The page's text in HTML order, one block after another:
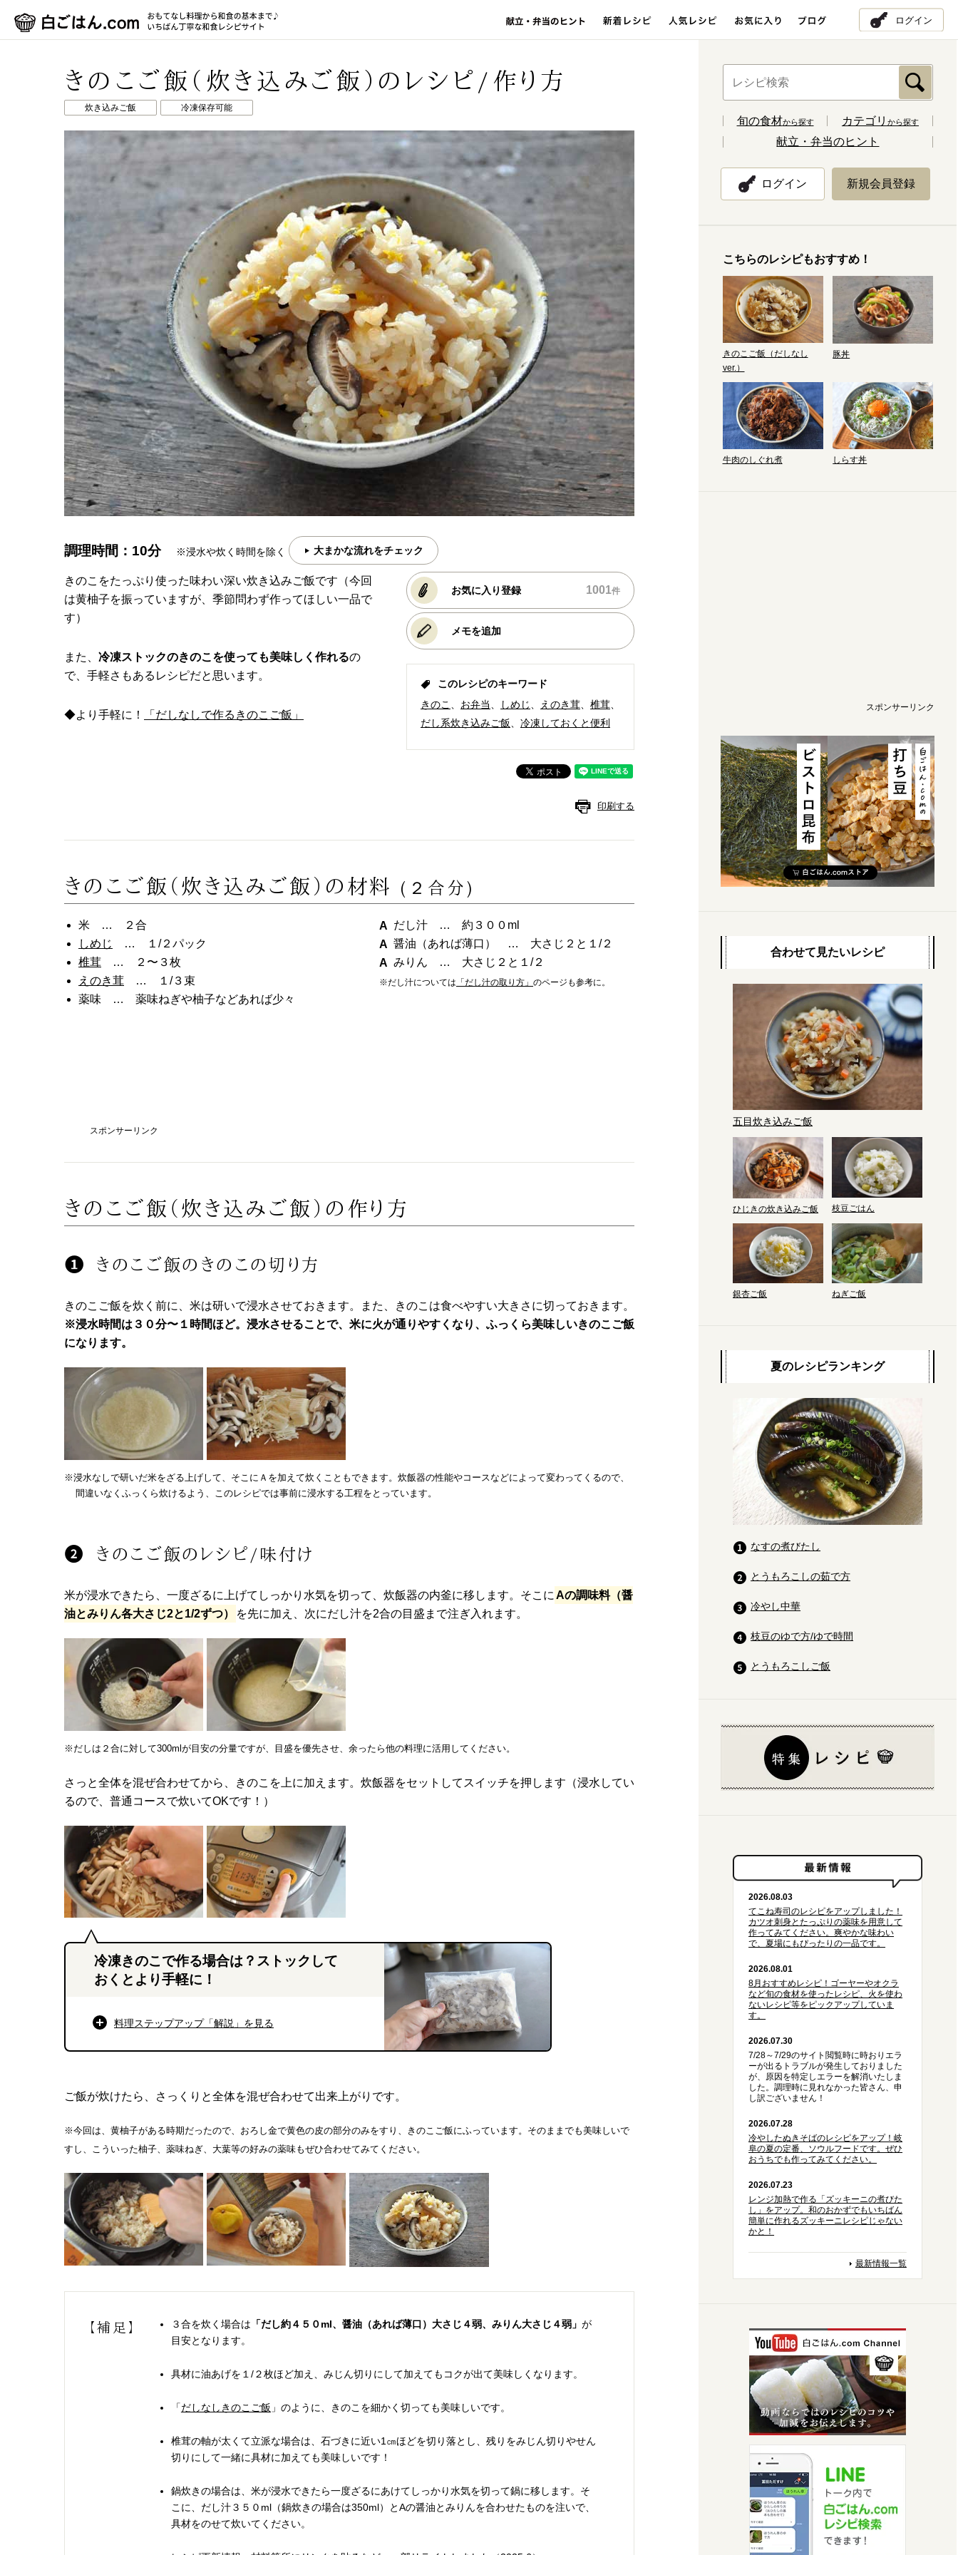
ログイン
きのこご飯（炊き込みご飯）のレシピ/作り方
炊き込みご飯 冷凍保存可能
調理時間：10分 ※浸水や炊く時間を除く 大まかな流れをチェック
きのこをたっぷり使った味わい深い炊き込みご飯です（今回
は黄柚子を振っていますが、季節問わず作ってほしい一品で
す）
また、 冷凍ストックのきのこを使っても美味しく作れるの
で、手軽さもあるレシピだと思います。
◆より手軽に！ 「だしなしで作るきのこご飯」
お気に入り登録 1001件
メモを追加
このレシピのキーワード
きのこ
お弁当 しめじ えのき茸
椎茸
だし系炊き込みご飯
冷凍しておくと便利
印刷する
きのこご飯（炊き込みご飯）の材料 (２合分)
米 … ２合
しめじ
… １/２パック
椎茸 … ２〜３枚
えのき茸 … １/３束
薬味 … 薬味ねぎや柚子などあれば少々
だし汁 … 約３００ml
醤油（あれば薄口） … 大さじ２と１/２
みりん … 大さじ２と１/２
※だし汁については 「だし汁の取り方」 のページも参考に。
スポンサーリンク
きのこご飯（炊き込みご飯）の作り方
きのこご飯のきのこの切り方
きのこご飯を炊く前に、米は研いで浸水させておきます。また、きのこは食べやすい大きさに切っておきます。
※浸水時間は３０分〜１時間ほど。浸水させることで、米に火が通りやすくなり、ふっくら美味しいきのこご飯
になります。
※浸水なしで研いだ米をざる上げして、そこにＡを加えて炊くこともできます。炊飯器の性能やコースなどによって変わってくるので、
間違いなくふっくら炊けるよう、このレシピでは事前に浸水する工程をとっています。
きのこご飯のレシピ/味付け
米が浸水できたら、一度ざるに上げてしっかり水気を切って、炊飯器の内釜に移します。そこに Aの調味料（醤
油とみりん各大さじ2と1/2ずつ）
を先に加え、次にだし汁を2合の目盛まで注ぎ入れます。
※だしは２合に対して300mlが目安の分量ですが、目盛を優先させ、余ったら他の料理に活用してください。
さっと全体を混ぜ合わせてから、きのこを上に加えます。炊飯器をセットしてスイッチを押します（浸水してい
るので、普通コースで炊いてOKです！）
冷凍きのこで作る場合は？ストックして
おくとより手軽に！
料理ステップアップ「解説」を 見る
ご飯が炊けたら、さっくりと全体を混ぜ合わせて出来上がりです。
※今回は、黄柚子がある時期だったので、おろし金で黄色の皮の部分のみをすり、きのこご飯にふっています。そのままでも美味しいで
すし、こういった柚子、薬味ねぎ、大葉等の好みの薬味もぜひ合わせてみてください。
【補足】 ３合を炊く場合は 「だし約４５０ml、醤油（あれば薄口）大さじ４弱、みりん大さじ４弱」 が
目安となります。
具材に油あげを１/２枚ほど加え、みじん切りにして加えてもコクが出て美味しくなります。
「だしなしきのこご飯 」のように、きのこを細かく切っても美味しいです。
椎茸の軸が太くて立派な場合は、石づきに近い1㎝ほどを切り落とし、残りをみじん切りやせん
切りにして一緒に具材に加えても美味しいです！
鍋炊きの場合は、米が浸水できたら一度ざるにあけてしっかり水気を切って鍋に移します。そ
こに、だし汁３５０ml（鍋炊きの場合は350ml）とAの醤油とみりんを合わせたものを注いで、
具材をのせて炊いてください。
旬の食材から探す カテゴリ から探す
献立・弁当のヒント
ログイン 新規会員登録
こちらのレシピもおすすめ！
きのこご飯（だしなし
ver.）
豚丼
牛肉のしぐれ煮 しらす丼
スポンサーリンク
合わせて見たいレシピ
五目炊き込みご飯
ひじきの炊き込みご飯 枝豆ごはん
銀杏ご飯 ねぎご飯
夏のレシピランキング
なすの煮びたし
とうもろこしの茹で方
冷やし中華
枝豆のゆで方/ゆで時間
とうもろこしご飯
2026.08.03
てこね寿司のレシピをアップしました！
カツオ刺身とたっぷりの薬味を用意して
作ってみてください。爽やかな味わい
で、夏場にもぴったりの一品です。
2026.08.01
8月おすすめレシピ！ゴーヤーやオクラ
など旬の食材を使ったレシピ、火を使わ
ないレシピ等をピックアップしていま
す。
2026.07.30
7/28～7/29のサイト閲覧時に時おりエラ
ーが出るトラブルが発生しておりました
が、原因を特定しエラーを解消いたしま
した。調理時に見れなかった皆さん、申
し訳ございません！
2026.07.28
冷やしたぬきそばのレシピをアップ！岐
阜の夏の定番、ソウルフードです。ぜひ
おうちでも作ってみてください。
2026.07.23
レンジ加熱で作る「ズッキーニの煮びた
し」をアップ。和のおかずでもいちばん
簡単に作れるズッキーニレシピじゃない
かと！
最新情報一覧